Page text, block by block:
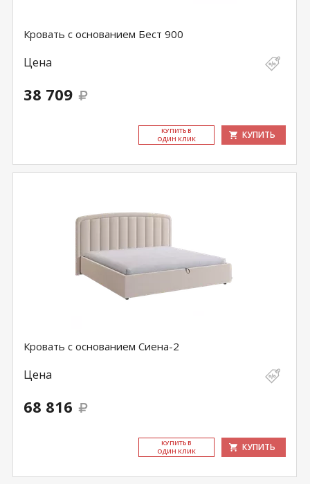
Кровать с основанием Бест 900
Цена
38 709
КУ­ПИТЬ В
ОДИН КЛИК
КУПИТЬ
Кровать с основанием Сиена-2
Цена
68 816
КУ­ПИТЬ В
ОДИН КЛИК
КУПИТЬ